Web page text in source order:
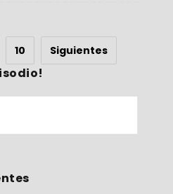
10 Siguientes